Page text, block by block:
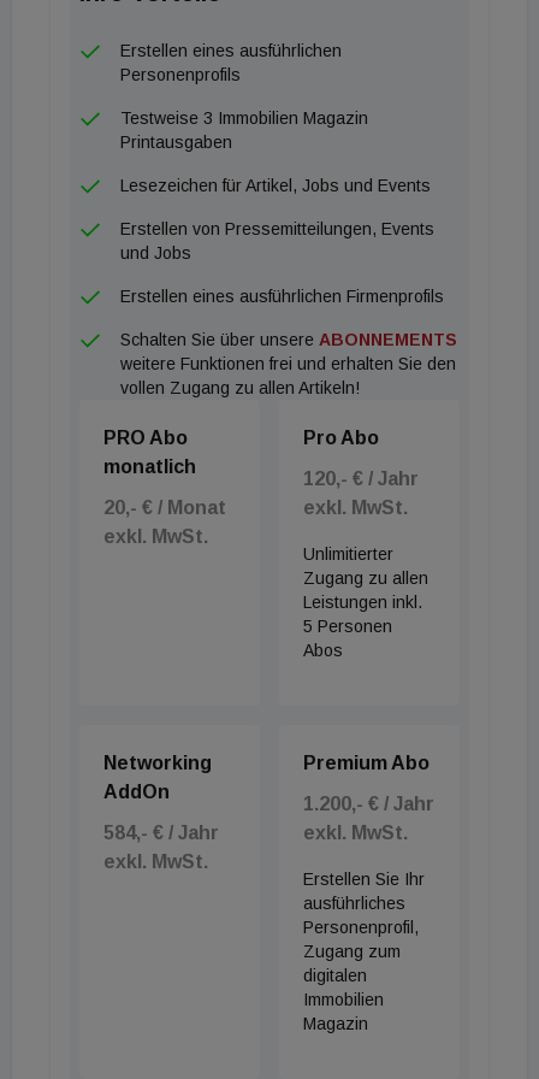
Erstellen eines ausführlichen
Personenprofils
Testweise 3 Immobilien Magazin
Printausgaben
Lesezeichen für Artikel, Jobs und Events
Erstellen von Pressemitteilungen, Events
und Jobs
Erstellen eines ausführlichen Firmenprofils
Schalten Sie über unsere ABONNEMENTS
weitere Funktionen frei und erhalten Sie den
vollen Zugang zu allen Artikeln!
PRO Abo
monatlich
20,- € / Monat
exkl. MwSt.
Pro Abo
120,- € / Jahr
exkl. MwSt.
Unlimitierter
Zugang zu allen
Leistungen inkl.
5 Personen
Abos
Networking
AddOn
584,- € / Jahr
exkl. MwSt.
Premium Abo
1.200,- € / Jahr
exkl. MwSt.
Erstellen Sie Ihr
ausführliches
Personenprofil,
Zugang zum
digitalen
Immobilien
Magazin